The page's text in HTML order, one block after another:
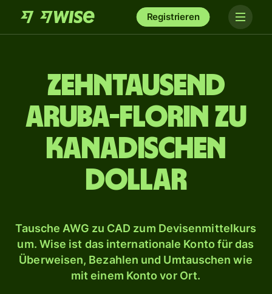
Registrieren
zehn­tausend
Aruba-Florin zu
kanadischen
Dollar
Tausche AWG zu CAD zum Devisenmittelkurs
um. Wise ist das internationale Konto für das
Überweisen, Bezahlen und Umtauschen wie
mit einem Konto vor Ort.